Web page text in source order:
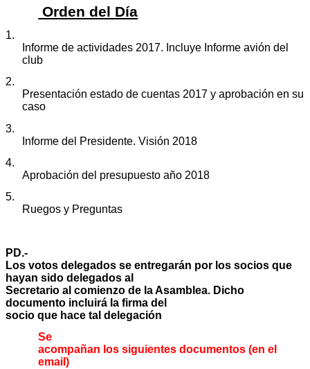
Orden del Día
1.
Informe de actividades 2017. Incluye Informe avión del
club
2.
Presentación estado de cuentas 2017 y aprobación en su
caso
3.
Informe del Presidente. Visión 2018
4.
Aprobación del presupuesto año 2018
5.
Ruegos y Preguntas
PD.-
Los votos delegados se entregarán por los socios que
hayan sido delegados al
Secretario al comienzo de la Asamblea. Dicho
documento incluirá la firma del
socio que hace tal delegación
Se
acompañan los siguientes documentos (en el
email)